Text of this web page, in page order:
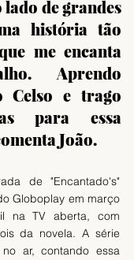
de grandes
história tão
me encanta
Aprendo
Celso e trago
para essa
João.
de "Encantado's"
Globoplay em março
na TV aberta, com
da novela. A série
ar, contando essa